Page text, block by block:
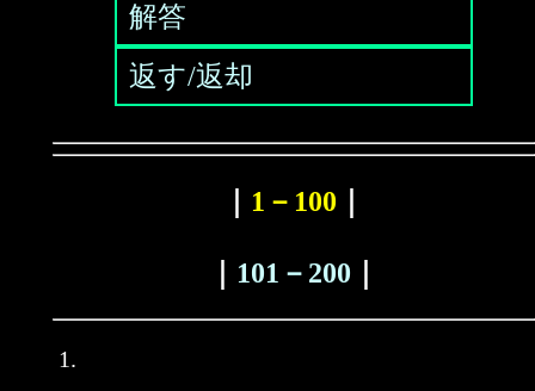
解答
返す/返却
1－100
101－200
1.